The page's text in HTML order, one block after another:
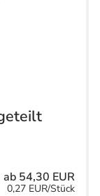
ab 54,30 EUR
0,27 EUR/Stück